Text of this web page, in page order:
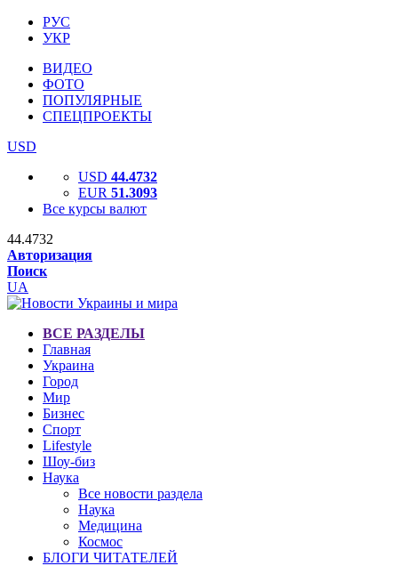
РУС
УКР
ВИДЕО
ФОТО
ПОПУЛЯРНЫЕ
СПЕЦПРОЕКТЫ
USD
USD 44.4732
EUR 51.3093
Все курсы валют
44.4732
Авторизация
Поиск
UA
ВСЕ РАЗДЕЛЫ
Главная
Украина
Город
Мир
Бизнес
Спорт
Lifestyle
Шоу-биз
Наука
Все новости раздела
Наука
Медицина
Космос
БЛОГИ ЧИТАТЕЛЕЙ